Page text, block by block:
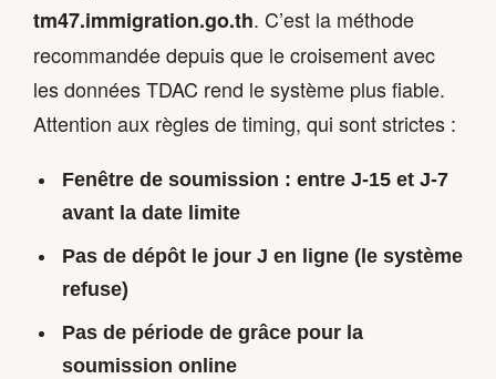
tm47.immigration.go.th. C’est la méthode
recommandée depuis que le croisement avec
les données TDAC rend le système plus fiable.
Attention aux règles de timing, qui sont strictes :
Fenêtre de soumission : entre J-15 et J-7
avant la date limite
Pas de dépôt le jour J en ligne (le système
refuse)
Pas de période de grâcepour la
soumission online